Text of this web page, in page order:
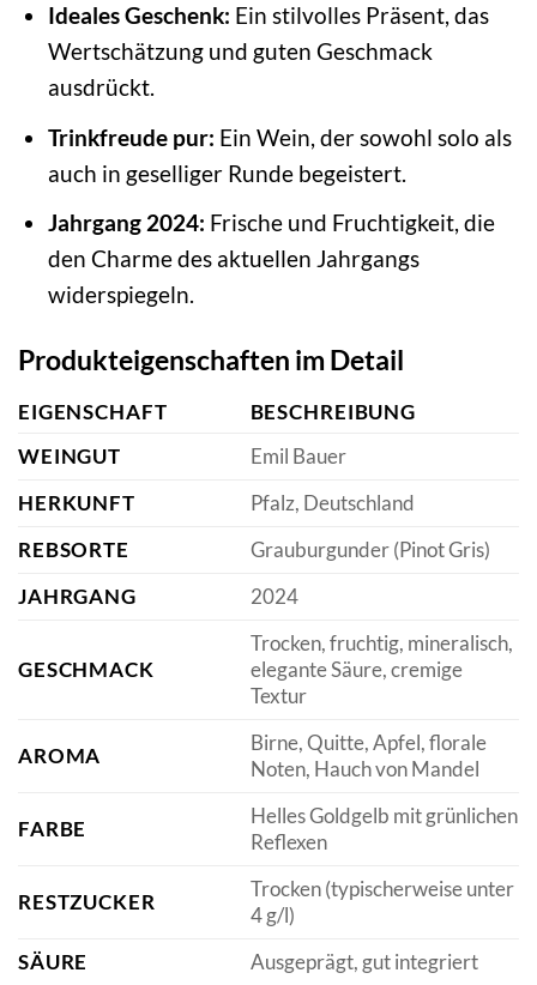
Ideales Geschenk: Ein stilvolles Präsent, das
Wertschätzung und guten Geschmack
ausdrückt.
Trinkfreude pur: Ein Wein, der sowohl solo als
auch in geselliger Runde begeistert.
Jahrgang 2024: Frische und Fruchtigkeit, die
den Charme des aktuellen Jahrgangs
widerspiegeln.
Produkteigenschaften im Detail
EIGENSCHAFT
BESCHREIBUNG
WEINGUT
Emil Bauer
HERKUNFT
Pfalz, Deutschland
REBSORTE
Grauburgunder (Pinot Gris)
JAHRGANG
2024
GESCHMACK
Trocken, fruchtig, mineralisch,
elegante Säure, cremige
Textur
AROMA
Birne, Quitte, Apfel, florale
Noten, Hauch von Mandel
FARBE
Helles Goldgelb mit grünlichen
Reflexen
RESTZUCKER
Trocken (typischerweise unter
4 g/l)
SÄURE
Ausgeprägt, gut integriert